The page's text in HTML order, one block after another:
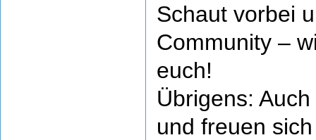
Schaut vorbei
Community –
euch!
Übrigens:
und freuen